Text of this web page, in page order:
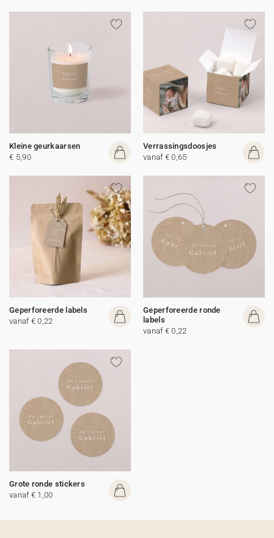
Kleine geurkaarsen
€ 5,90
Verrassingsdoosjes
vanaf € 0,65
Geperforeerde labels
vanaf € 0,22
Geperforeerde ronde
labels
vanaf € 0,22
Grote ronde stickers
vanaf € 1,00